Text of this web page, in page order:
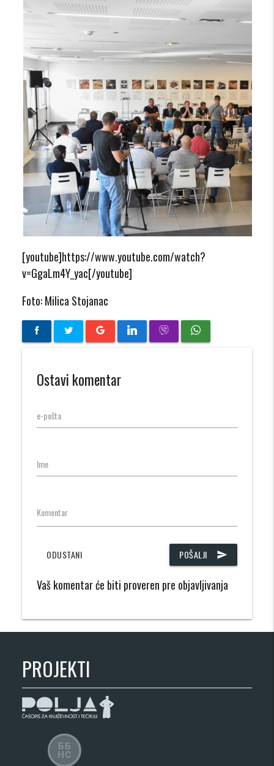
[youtube]https://www.youtube.com/watch?
v=GgaLm4Y_yac[/youtube]
Foto: Milica Stojanac
Ostavi komentar
e-pošta
Ime
Komentar
POŠALJI send
ODUSTANI
Vaš komentar će biti proveren pre objavljivanja
PROJEKTI